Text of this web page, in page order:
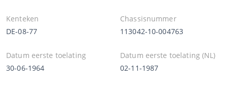
Kenteken
DE-08-77
Chassisnummer
113042-10-004763
Datum eerste toelating
30-06-1964
Datum eerste toelating (NL)
02-11-1987